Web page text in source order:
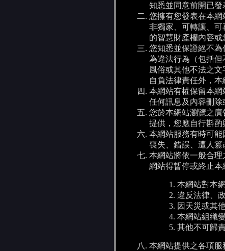
知悉並同意前開已發
您擁有您發表在本
非獨家、可轉讓、
的智慧財產權內容或
您知悉並保證絕不
為違法行為（包括
風俗或其他不法之
自負法律責任外，
本網站有權保留本
任何訊息及內容刪除
您於本網站瀏覽之
提供，您應自行斟酌
本網站服務有時可
喪失、錯誤、遭人篡
本網站將依一般合
網站得暫停或終止本
本網站對本
違反法律、
因天災或其
本網站組織
其他不可歸
本網站提供之各項